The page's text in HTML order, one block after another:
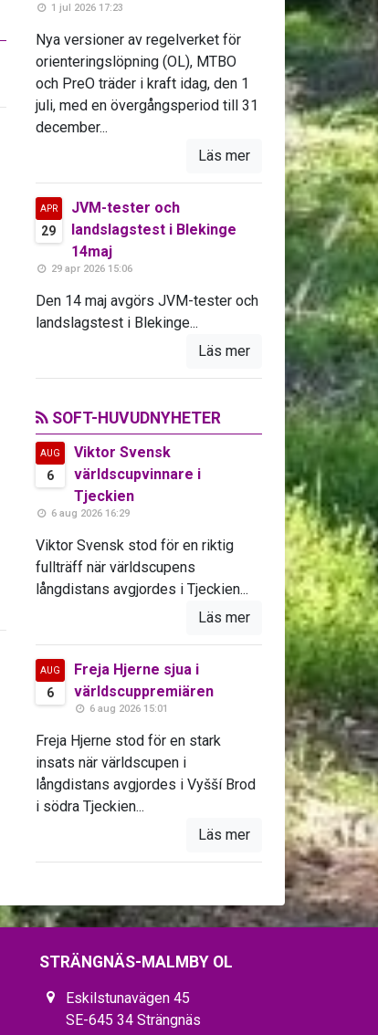
1 jul 2026 17:23
Nya versioner av regelverket för
orienteringslöpning (OL), MTBO
och PreO träder i kraft idag, den 1
juli, med en övergångsperiod till 31
december...
Läs mer
APR
29
JVM-tester och
landslagstest i Blekinge
14maj
29 apr 2026 15:06
Den 14 maj avgörs JVM-tester och
landslagstest i Blekinge...
Läs mer
SOFT-HUVUDNYHETER
AUG
6
Viktor Svensk
världscupvinnare i
Tjeckien
6 aug 2026 16:29
Viktor Svensk stod för en riktig
fullträff när världscupens
långdistans avgjordes i Tjeckien...
Läs mer
AUG
6
Freja Hjerne sjua i
världscuppremiären
6 aug 2026 15:01
Freja Hjerne stod för en stark
insats när världscupen i
långdistans avgjordes i Vyšší Brod
i södra Tjeckien...
Läs mer
STRÄNGNÄS-MALMBY OL
Eskilstunavägen 45
SE-645 34 Strängnäs